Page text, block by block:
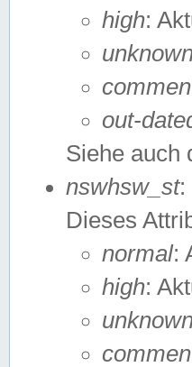
high:
out-
Siehe auch
nswhsw_st:
Dieses
normal:
high: